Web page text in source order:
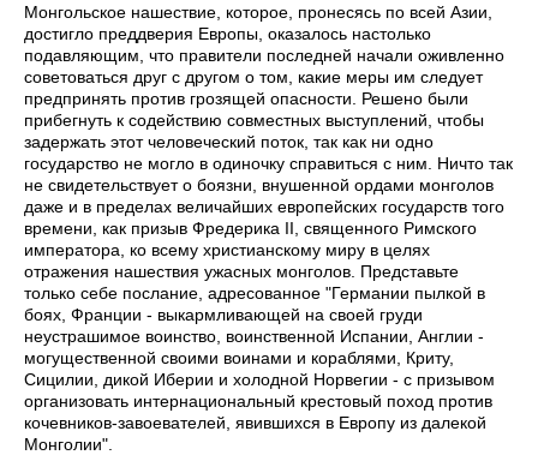
Монгольское нашествие, которое, пронесясь по всей Азии,
достигло преддверия Европы, оказалось настолько
подавляющим, что правители последней начали оживленно
советоваться друг с другом о том, какие меры им следует
предпринять против грозящей опасности. Решено были
прибегнуть к содействию совместных выступлений, чтобы
задержать этот человеческий поток, так как ни одно
государство не могло в одиночку справиться с ним. Ничто так
не свидетельствует о боязни, внушенной ордами монголов
даже и в пределах величайших европейских государств того
времени, как призыв Фредерика II, священного Римского
императора, ко всему христианскому миру в целях
отражения нашествия ужасных монголов. Представьте
только себе послание, адресованное "Германии ­пылкой в
боях, Франции - выкармливающей на своей груди
неустрашимое воинство, воинственной Испании, Англии -
могущественной своими воинами и кораблями, Криту,
Сицилии, дикой Иберии и холодной Норвегии - с призывом
организовать интернациональный крестовый поход против
кочевников-завоевателей, явившихся в Европу из далекой
Монголии".